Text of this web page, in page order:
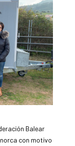
Balear
con motivo